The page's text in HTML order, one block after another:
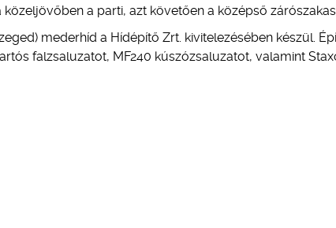
a parti, azt követően a középső
mederhíd a Hídépítő Zrt. kivitelezésében készül.
falzsaluzatot, MF240 kúszózsaluzatot, valamint